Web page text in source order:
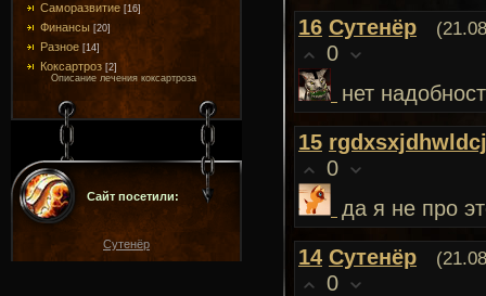
Саморазвитие [16]
Финансы [20]
Разное [14]
Коксартроз [2]
Описание лечения коксартроза
Сайт посетили:
Сутенёр
16 Сутенёр
0
нет
15
0
да я не про
14 Сутенёр
0